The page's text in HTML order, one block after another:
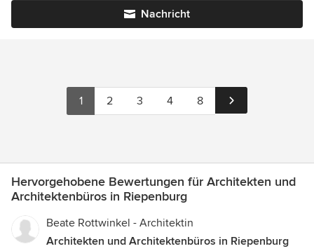
Nachricht
1 2 3 4 8
Hervorgehobene Bewertungen für Architekten und
Architektenbüros in Riepenburg
Beate Rottwinkel - Architektin
Architekten und Architektenbüros in Riepenburg